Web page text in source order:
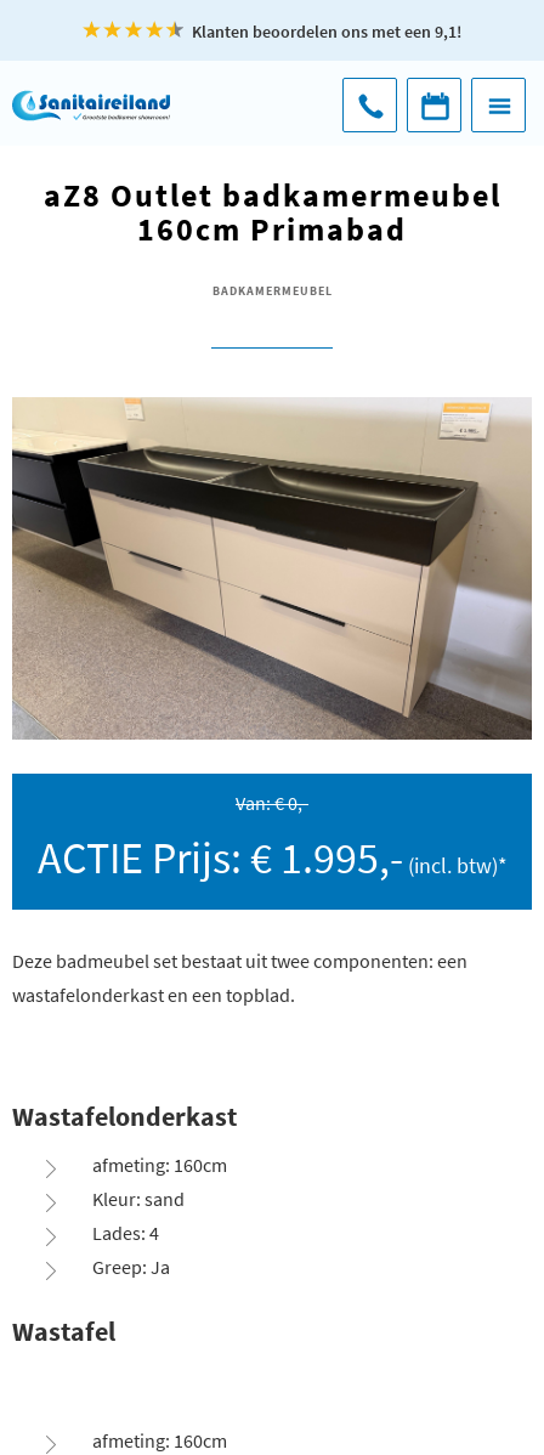
Klanten beoordelen ons met een 9,1!
aZ8 Outlet badkamermeubel
160cm Primabad
BADKAMERMEUBEL
Van: € 0,-
ACTIE Prijs: € 1.995,-
Deze badmeubel set bestaat uit twee componenten: een
wastafelonderkast en een topblad.
Wastafelonderkast
afmeting: 160cm
Kleur: sand
Lades: 4
Greep: Ja
Wastafel
afmeting: 160cm